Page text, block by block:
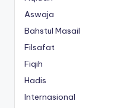
Aswaja
Bahstul Masail
Filsafat
Fiqih
Hadis
Internasional